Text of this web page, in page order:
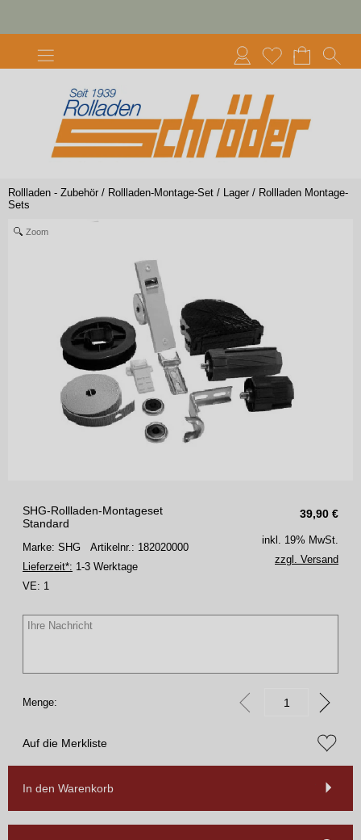
Rollladen - Zubehör / Rollladen-Montage-Set / Lager / Rollladen Montage-
Sets
Zoom
39,90 €
SHG-Rollladen-Montageset
Standard
Marke: SHG Artikelnr.: 182020000
Lieferzeit*: 1-3 Werktage
VE: 1
inkl. 19% MwSt.
zzgl. Versand
Menge:
Auf die Merkliste
In den Warenkorb